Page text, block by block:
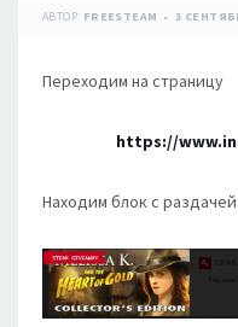
АВТОР: FREESTEAM 3
Переходим на страницу
https://
Находим блок с